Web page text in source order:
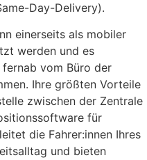
Day-Delivery).
einerseits als mobiler
werden und es
vom Büro der
Ihre größten Vorteile
zwischen der Zentrale
für
die Fahrer:innen Ihres
und bieten